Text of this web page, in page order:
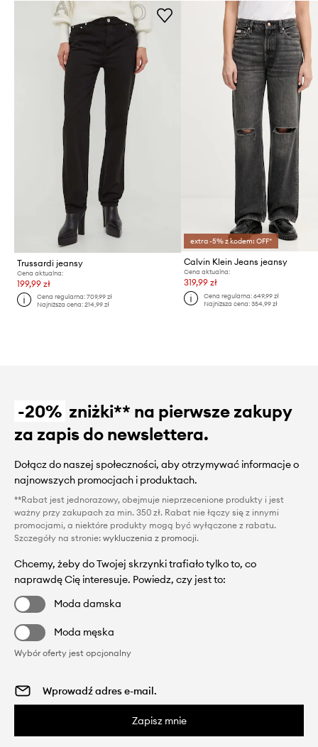
Trussardi jeansy
Cena aktualna:
199,99 zł
Cena regularna:709,99 zł
Najniższa cena:214,99 zł
extra -5% z kodem: OFF*
Calvin Klein Jeans jeansy
Cena aktualna:
319,99 zł
Cena regularna: 649,99 zł
Najniższa cena: 354,99 zł
-20% zniżki** na pierwsze zakupy
za zapis do newslettera.
Dołącz do naszej społeczności, aby otrzymywać informacje o
najnowszych promocjach i produktach.
**Rabat jest jednorazowy, obejmuje nieprzecenione produkty i jest
ważny przy zakupach za min. 350 zł. Rabat nie łączy się z innymi
promocjami, a niektóre produkty mogą być wyłączone z rabatu.
Szczegóły na stronie: wykluczenia z promocji.
Chcemy, żeby do Twojej skrzynki trafiało tylko to, co
naprawdę Cię interesuje. Powiedz, czy jest to:
Moda damska
Moda męska
Wybór oferty jest opcjonalny
Zapisz mnie